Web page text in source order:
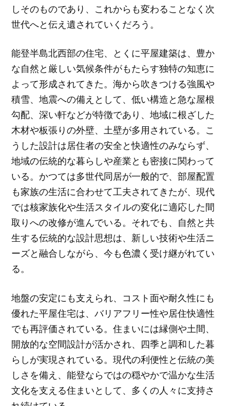
しそのものであり、これからも変わることなく次
世代へと伝え遺されていくだろう。
能登半島北西部の住宅、とくに平屋建築は、豊か
な自然と厳しい気候条件がもたらす独特の知恵に
よって形成されてきた。海から吹きつける強風や
積雪、地震への備えとして、低い構造と急な屋根
勾配、深い軒などが特徴であり、地域に根ざした
木材や板張りの外壁、土壁が多用されている。こ
うした設計は居住者の安全と快適性のみならず、
地域の伝統的な暮らしや産業とも密接に関わって
いる。かつては多世代同居が一般的で、部屋配置
も家族の生活に合わせて工夫されてきたが、現代
では核家族化や生活スタイルの変化に適応した間
取りへの改修が進んでいる。それでも、自然と共
生する伝統的な設計思想は、新しい技術や生活ニ
ーズと融合しながら、今も色濃く受け継がれてい
る。
地盤の安定にも支えられ、コスト面や耐久性にも
優れた平屋住宅は、バリアフリー性や居住快適性
でも再評価されている。住まいには縁側や土間、
開放的な空間設計が活かされ、四季と調和した暮
らしが実現されている。現代の利便性と伝統の美
しさを備え、能登ならではの穏やかで温かな生活
文化を支える住まいとして、多くの人々に支持さ